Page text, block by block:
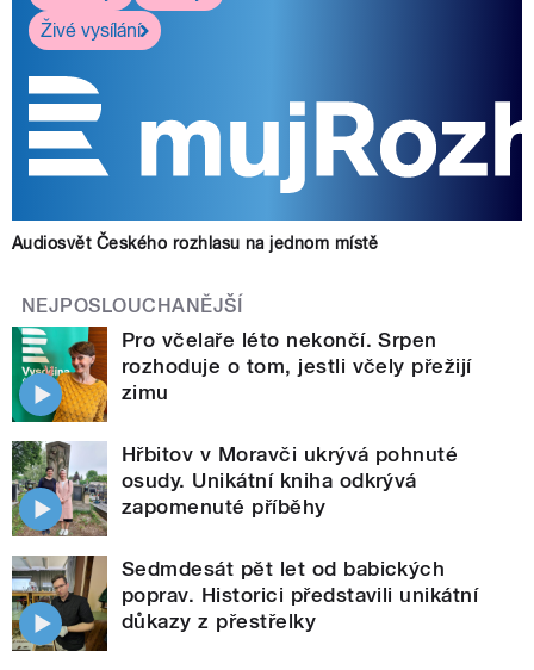
Živé vysílání
Audiosvět Českého rozhlasu na jednom místě
NEJPOSLOUCHANĚJŠÍ
Pro včelaře léto nekončí. Srpen
rozhoduje o tom, jestli včely přežijí
zimu
Hřbitov v Moravči ukrývá pohnuté
osudy. Unikátní kniha odkrývá
zapomenuté příběhy
Sedmdesát pět let od babických
poprav. Historici představili unikátní
důkazy z přestřelky